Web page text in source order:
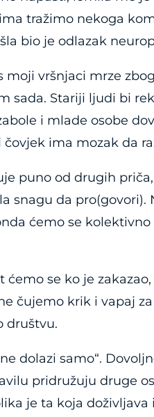
tražimo nekoga
bio je odlazak
moji vršnjaci mrze
sada. Stariji ljudi bi
i mlade osobe
ima mozak da
puno od drugih
snagu da
ćemo se
se ko je
čujemo krik i vapaj
društvu.
dolazi samo“.
pridružuju druge
je ta koja